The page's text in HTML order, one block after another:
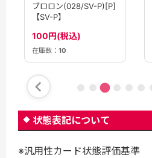
ブロロン(028/SV-P)[P]
【SV-P】
100円(税込)
在庫数： 10
状態表記について
※汎用性カード状態評価基準